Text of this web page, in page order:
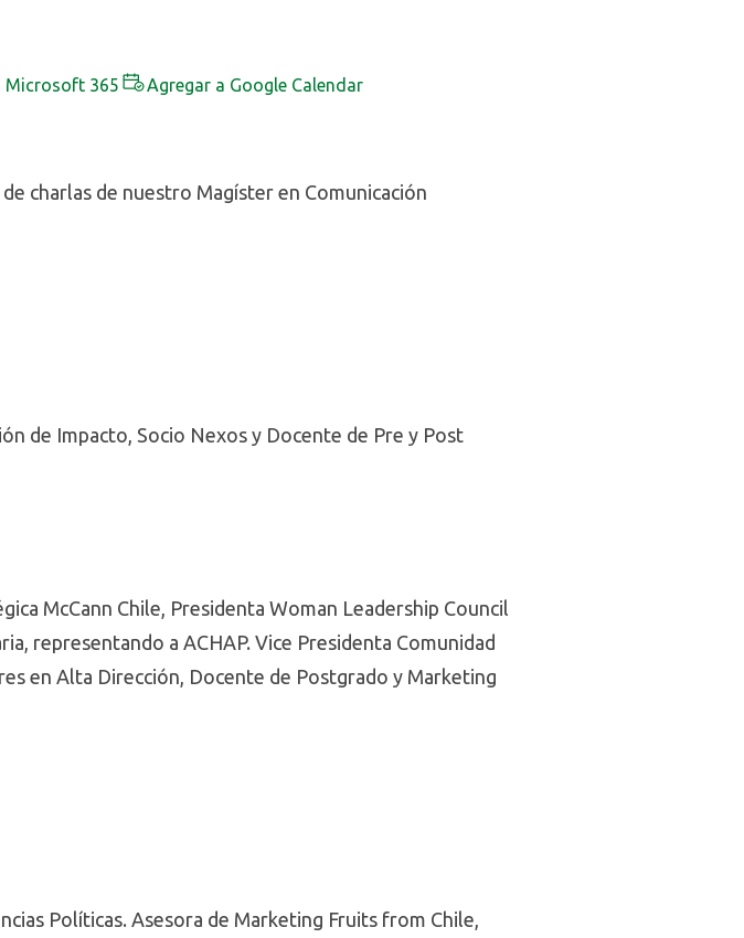
Microsoft 365 Agregar a Google Calendar
charlas de nuestro Magíster en Comunicación
de Impacto, Socio Nexos y Docente de Pre y Post
McCann Chile, Presidenta Woman Leadership Council
representando a ACHAP. Vice Presidenta Comunidad
en Alta Dirección, Docente de Postgrado y Marketing
Políticas. Asesora de Marketing Fruits from Chile,